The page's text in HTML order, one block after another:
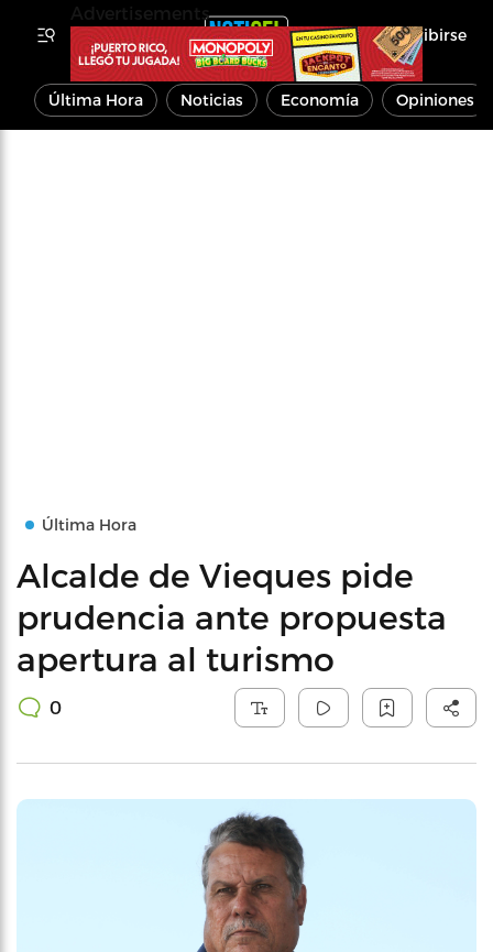
Inscribirse
Última Hora Noticias Economía Opiniones
Última Hora
Alcalde de Vieques pide
prudencia ante propuesta
apertura al turismo
0
Advertisements